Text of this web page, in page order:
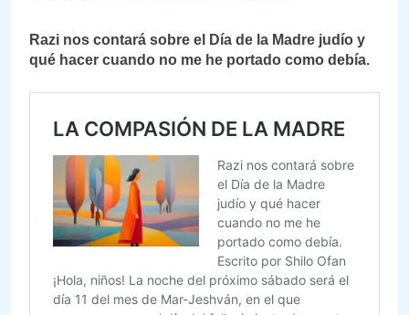
Razi nos contará sobre el Día de la Madre judío y
qué hacer cuando no me he portado como debía.